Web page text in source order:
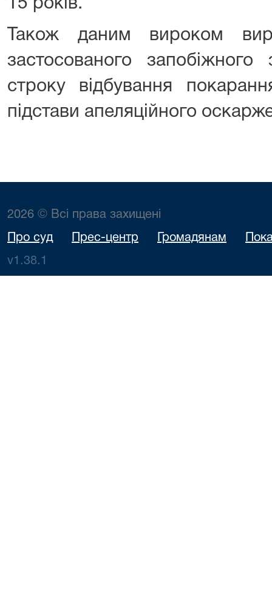
15 років.
Також даним вироком
застосованого
строку відбування
підстави апеляційного
2026 © Всі права захищені
Про суд Прес-центр Громадянам
v1.38.1